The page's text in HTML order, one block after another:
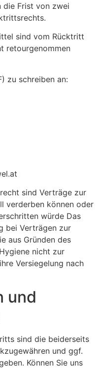
die Frist von zwei
sind vom Rücktritt
retourgenommen
zu schreiben an:
sind Verträge zur
verderben können oder
würde Das
bei Verträgen zur
aus Gründen des
nicht zur
Versiegelung nach
und
sind die beiderseits
und ggf.
Können Sie uns